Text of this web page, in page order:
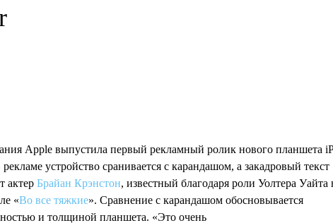
Apple выпустила первый рекламный ролик нового планшета
устройство сранивается с карандашом, а закадровый текст
актер Брайан Крэнстон, известный благодаря роли Уолтера Уайта
«Во все тяжкие». Сравнение с карандашом обосновывается
и толщиной планшета. «Это очень